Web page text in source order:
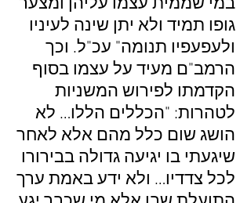
במי שממית עצמו עליהן ומצער
גופו תמיד ולא יתן שינה לעיניו
ולעפעפיו תנומה" עכ"ל. וכך
הרמב"ם מעיד על עצמו בסוף
הקדמתו לפירוש המשניות
לטהרות: "הכללים הללו… לא
הושג שום כלל מהם אלא לאחר
שיגעתי בו יגיעה גדולה בבירורו
לכל צדדיו… ולא ידע באמת ערך